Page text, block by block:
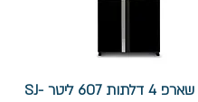
מקרר שארפ 4 דלתות 607 ליטר SJ-